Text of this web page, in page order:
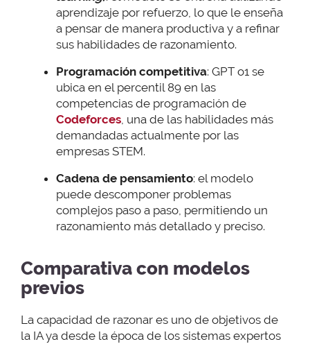
aprendizaje por refuerzo, lo que le enseña
a pensar de manera productiva y a refinar
sus habilidades de razonamiento.
Programación competitiva: GPT o1 se
ubica en el percentil 89 en las
competencias de programación de
Codeforces, una de las habilidades más
demandadas actualmente por las
empresas STEM.
Cadena de pensamiento: el modelo
puede descomponer problemas
complejos paso a paso, permitiendo un
razonamiento más detallado y preciso.
Comparativa con modelos
previos
La capacidad de razonar es uno de objetivos de
la IA ya desde la época de los sistemas expertos